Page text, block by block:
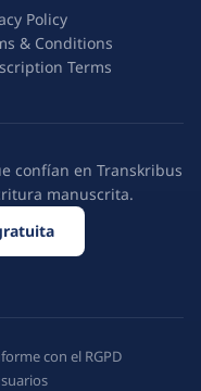
Policy
& Conditions
confían en Transkribus
manuscrita.